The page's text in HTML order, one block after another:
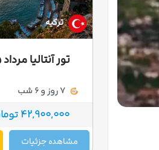
ترکیه
تور آنتالیا مرداد ۱۴۰۵ (۶ شب)
42,900,000 تومان + 335 دلار
مشاهده جزئیات